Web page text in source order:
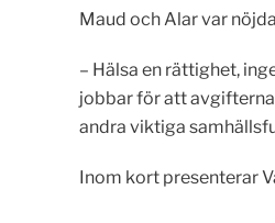
Maud och Alar var
– Hälsa en rättighet,
jobbar för att
andra viktiga
Inom kort presenterar